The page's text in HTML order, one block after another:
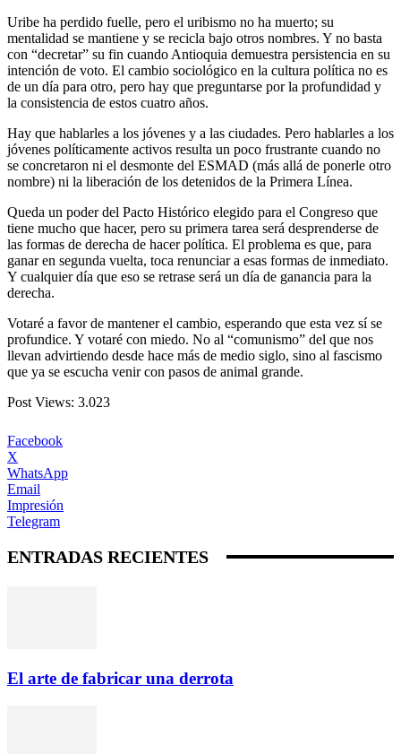
Uribe ha perdido fuelle, pero el uribismo no ha muerto; su
mentalidad se mantiene y se recicla bajo otros nombres. Y no basta
con “decretar” su fin cuando Antioquia demuestra persistencia en su
intención de voto. El cambio sociológico en la cultura política no es
de un día para otro, pero hay que preguntarse por la profundidad y
la consistencia de estos cuatro años.
Hay que hablarles a los jóvenes y a las ciudades. Pero hablarles a los
jóvenes políticamente activos resulta un poco frustrante cuando no
se concretaron ni el desmonte del ESMAD (más allá de ponerle otro
nombre) ni la liberación de los detenidos de la Primera Línea.
Queda un poder del Pacto Histórico elegido para el Congreso que
tiene mucho que hacer, pero su primera tarea será desprenderse de
las formas de derecha de hacer política. El problema es que, para
ganar en segunda vuelta, toca renunciar a esas formas de inmediato.
Y cualquier día que eso se retrase será un día de ganancia para la
derecha.
Votaré a favor de mantener el cambio, esperando que esta vez sí se
profundice. Y votaré con miedo. No al “comunismo” del que nos
llevan advirtiendo desde hace más de medio siglo, sino al fascismo
que ya se escucha venir con pasos de animal grande.
Post Views: 3.023
Facebook
X
WhatsApp
Email
Impresión
Telegram
ENTRADAS RECIENTES
El arte de fabricar una derrota